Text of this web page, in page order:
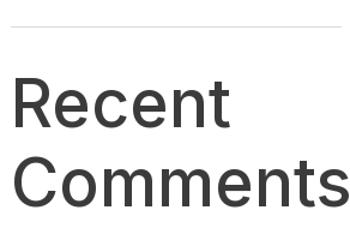
Recent
Comments